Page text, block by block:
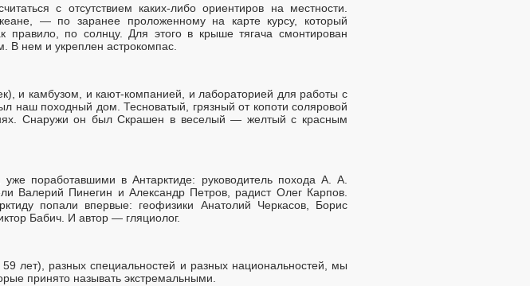
с отсутствием каких-либо ориентиров на местности.
— по заранее проложенному на карте курсу, который
правило, по солнцу. Для этого в крыше тягача смонтирован
В нем и укреплен астрокомпас.
и камбузом, и кают-компанией, и лабораторией для работы с
наш походный дом. Тесноватый, грязный от копоти соляровой
Снаружи он был Скрашен в веселый — желтый с красным
поработавшими в Антарктиде: руководитель похода А. А.
Валерий Пинегин и Александр Петров, радист Олег Карпов.
попали впервые: геофизики Анатолий Черкасов, Борис
Бабич. И автор — гляциолог.
лет), разных специальностей и разных национальностей, мы
принято называть экстремальными.